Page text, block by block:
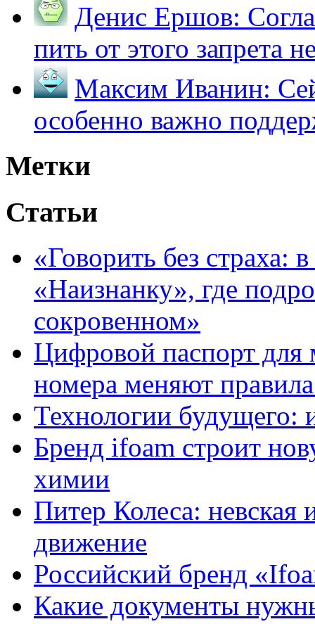
Денис Ершов:
пить от этого запрета
Максим Иванин:
особенно важно
Метки
Статьи
«Говорить без страха:
«Наизнанку», где
сокровенном»
Цифровой паспорт для
номера меняют
Технологии будущего:
Бренд ifoam строит
химии
Питер Колеса: невская
движение
Российский бренд
Какие документы